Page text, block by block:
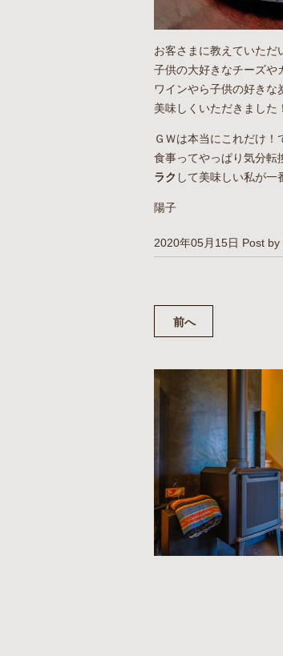
お客さまに教えていただ
子供の大好きなチーズや
ワインやら子供の好きな
美味しくいただきました！
ＧＷは本当にこれだけ！
食事ってやっぱり気分転
ラク して美味しい私が一
陽子
2020年05月15日 Post by
前へ